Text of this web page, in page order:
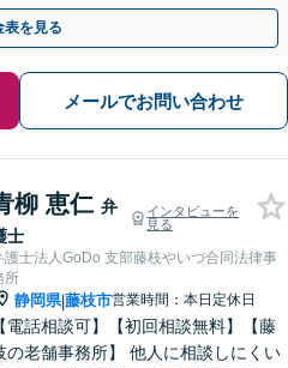
相談無料】
表を見る
メールでお問い合わせ
柳 恵仁 弁
士
インタビューを
見る
護士法人GoDo 支部藤枝やいづ合同法律事
所
静岡県|藤枝市営業時間：本日定休日
【電話相談可】【初回相談無料】【藤
の老舗事務所】 他人に相談しにくい